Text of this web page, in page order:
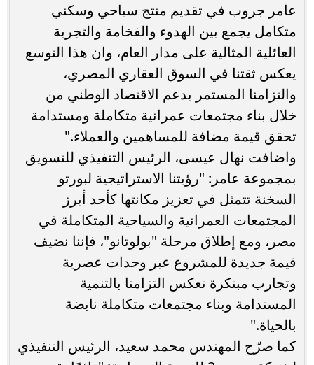
عامر جروب في تقديم منتج سياحي وسكني
متكامل يجمع بين الهدوء والفخامة والتجربة
العائلية المثالية على مدار العام، وان هذا التوسع
يعكس ثقتنا في السوق العقاري المصري،
والتزامنا المستمر بدعم الاقتصاد الوطني من
خلال بناء مجتمعات عمرانية متكاملة ومستدامة
تحقق قيمة مضافة للمساهمين والعملاء."
واضافت نهال عيسى، الرئيس التنفيذي للتسويق
بمجموعة عامر: "رؤيتنا الاستراتيجية لبورتو
السخنة تتمثل في تعزيز مكانتها كأحد أبرز
المجتمعات العمرانية والسياحية المتكاملة في
مصر، ومع إطلاق مرحلة "بولوتانو"، فإننا نضيف
قيمة جديدة للمشروع عبر وحدات عصرية
وتجارب مبتكرة تعكس التزامنا بالتنمية
المستدامة وبناء مجتمعات متكاملة نابضة
بالحياة."
كما صرّح المهندس محمد سعيد، الرئيس التنفيذي